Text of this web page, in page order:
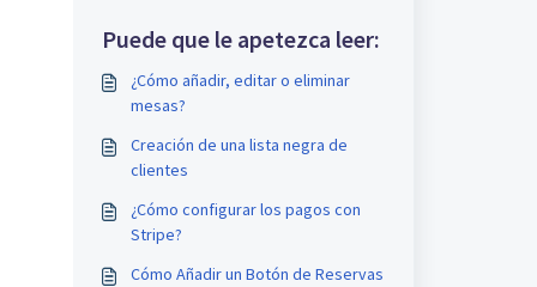
reserva?
Puede que le apetezca leer:
¿Cómo añadir, editar o eliminar
mesas?
Creación de una lista negra de
clientes
¿Cómo configurar los pagos con
Stripe?
Cómo Añadir un Botón de Reservas